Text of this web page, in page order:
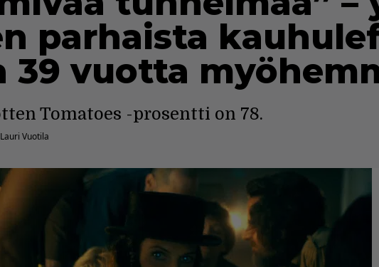
parhaista
39 vuotta
Tomatoes -prosentti on 78.
Lauri Vuotila